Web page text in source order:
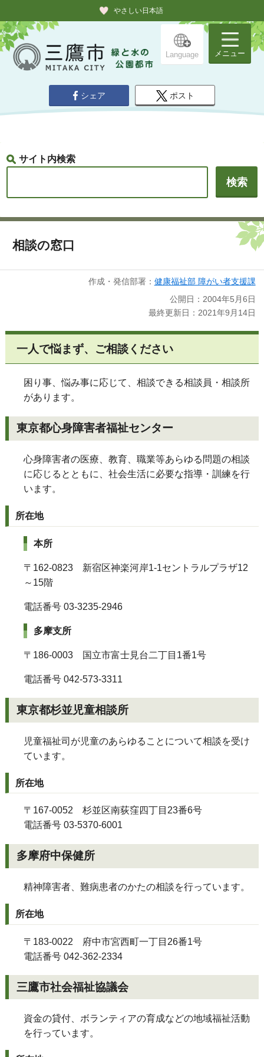
やさしい日本語
Language メニュー
シェア ポスト
サイト内検索
相談の窓口
作成・発信部署： 健康福祉部 障がい者支援課
公開日：2004年5月6日
最終更新日：2021年9月14日
一人で悩まず、ご相談ください
困り事、悩み事に応じて、相談できる相談員・相談所
があります。
東京都心身障害者福祉センター
心身障害者の医療、教育、職業等あらゆる問題の相談
に応じるとともに、社会生活に必要な指導・訓練を行
います。
所在地
本所
〒162-0823 新宿区神楽河岸1-1セントラルプラザ12
～15階
電話番号 03-3235-2946
多摩支所
〒186-0003 国立市富士見台二丁目1番1号
電話番号 042-573-3311
東京都杉並児童相談所
児童福祉司が児童のあらゆることについて相談を受け
ています。
所在地
〒167-0052 杉並区南荻窪四丁目23番6号
電話番号 03-5370-6001
多摩府中保健所
精神障害者、難病患者のかたの相談を行っています。
所在地
〒183-0022 府中市宮西町一丁目26番1号
電話番号 042-362-2334
三鷹市社会福祉協議会
資金の貸付、ボランティアの育成などの地域福祉活動
を行っています。